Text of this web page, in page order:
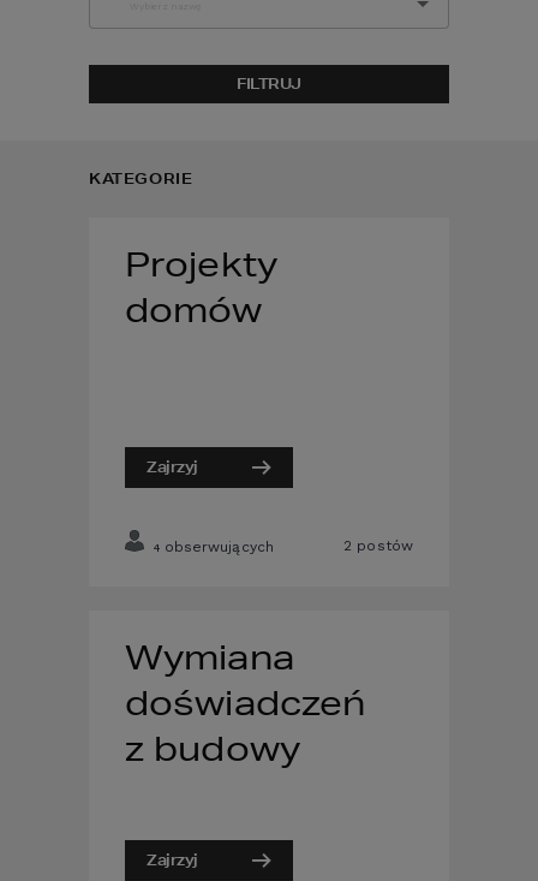
FILTRUJ
KATEGORIE
Projekty
domów
Zajrzyj
4 obserwujących 2 postów
Wymiana
doświadczeń
z budowy
Zajrzyj